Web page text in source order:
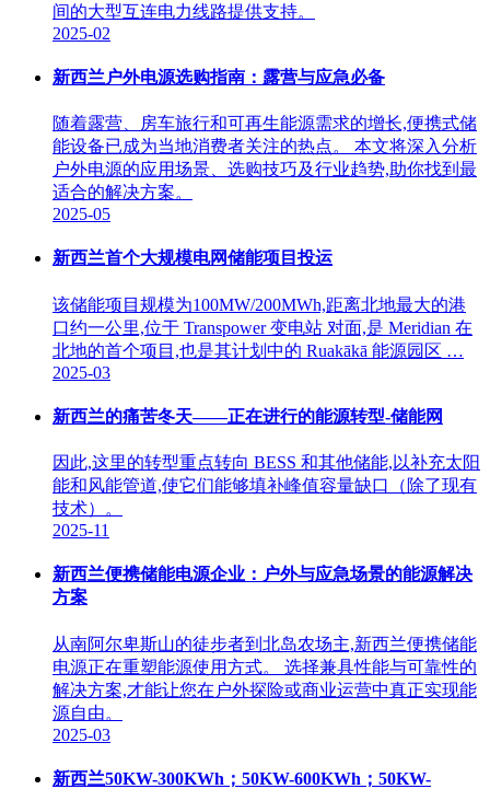
间的大型互连电力线路提供支持。
2025-02
新西兰户外电源选购指南：露营与应急必备
随着露营、房车旅行和可再生能源需求的增长,便携式储
能设备已成为当地消费者关注的热点。 本文将深入分析
户外电源的应用场景、选购技巧及行业趋势,助你找到最
适合的解决方案。
2025-05
新西兰首个大规模电网储能项目投运
该储能项目规模为100MW/200MWh,距离北地最大的港
口约一公里,位于 Transpower 变电站 对面,是 Meridian 在
北地的首个项目,也是其计划中的 Ruakākā 能源园区 …
2025-03
新西兰的痛苦冬天——正在进行的能源转型-储能网
因此,这里的转型重点转向 BESS 和其他储能,以补充太阳
能和风能管道,使它们能够填补峰值容量缺口（除了现有
技术）。
2025-11
新西兰便携储能电源企业：户外与应急场景的能源解决
方案
从南阿尔卑斯山的徒步者到北岛农场主,新西兰便携储能
电源正在重塑能源使用方式。 选择兼具性能与可靠性的
解决方案,才能让您在户外探险或商业运营中真正实现能
源自由。
2025-03
新西兰50KW-300KWh；50KW-600KWh；50KW-